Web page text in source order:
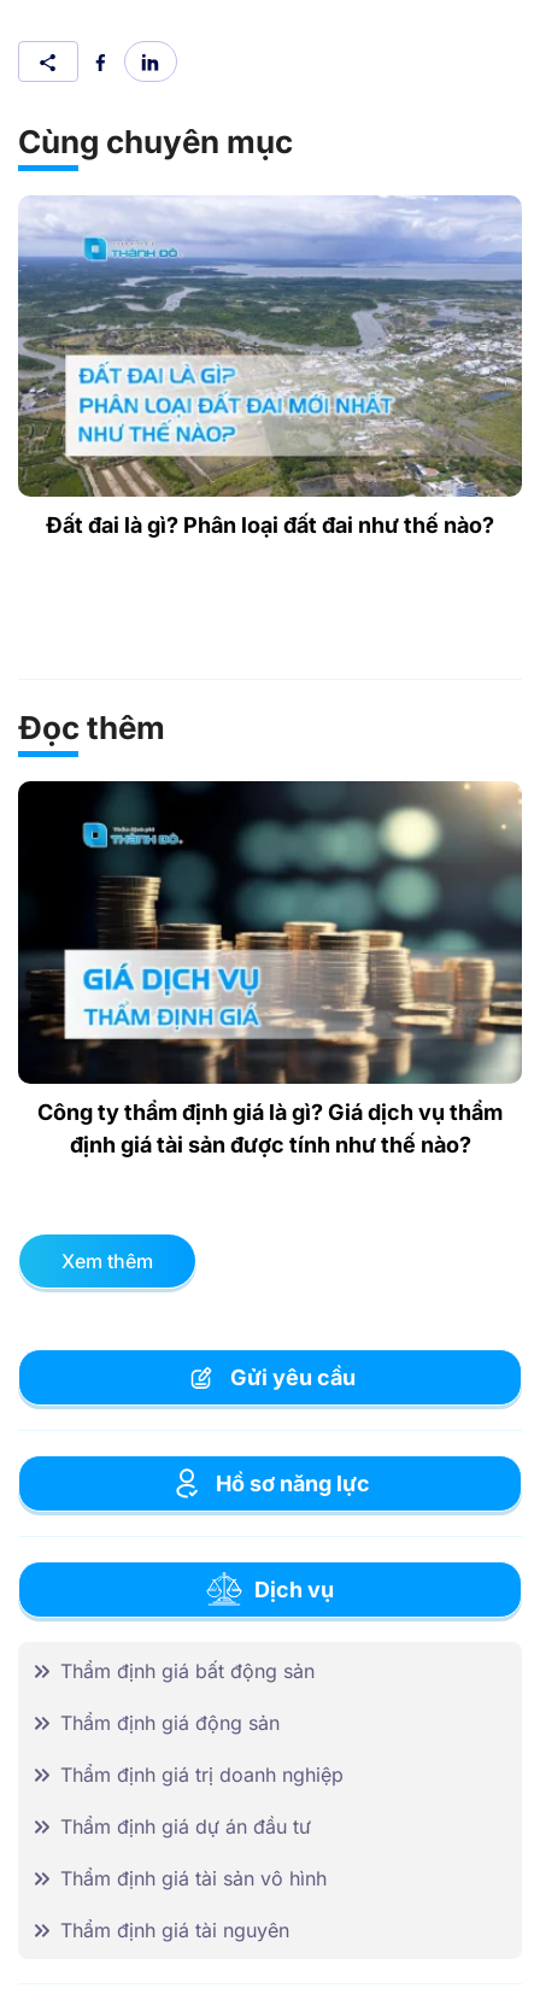
Cùng chuyên mục
Đất đai là gì? Phân loại đất đai như thế nào?
Đọc thêm
Công ty thẩm định giá là gì? Giá dịch vụ thẩm
định giá tài sản được tính như thế nào?
Xem thêm
Gửi yêu cầu
Hồ sơ năng lực
Dịch vụ
Thẩm định giá bất động sản
Thẩm định giá động sản
Thẩm định giá trị doanh nghiệp
Thẩm định giá dự án đầu tư
Thẩm định giá tài sản vô hình
Thẩm định giá tài nguyên